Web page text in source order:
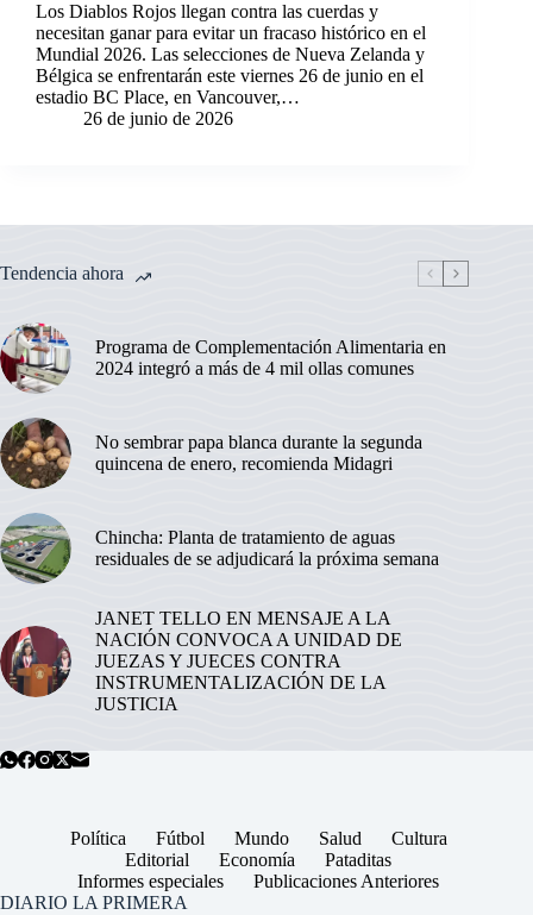
Los Diablos Rojos llegan contra las cuerdas y
necesitan ganar para evitar un fracaso histórico en el
Mundial 2026. Las selecciones de Nueva Zelanda y
Bélgica se enfrentarán este viernes 26 de junio en el
estadio BC Place, en Vancouver,…
26 de junio de 2026
Tendencia ahora
Programa de Complementación Alimentaria en
2024 integró a más de 4 mil ollas comunes
No sembrar papa blanca durante la segunda
quincena de enero, recomienda Midagri
Chincha: Planta de tratamiento de aguas
residuales de se adjudicará la próxima semana
JANET TELLO EN MENSAJE A LA
NACIÓN CONVOCA A UNIDAD DE
JUEZAS Y JUECES CONTRA
INSTRUMENTALIZACIÓN DE LA
JUSTICIA
Política Fútbol Mundo Salud
Cultura
Editorial
Economía
Pataditas
Informes especiales
Publicaciones Anteriores
DIARIO LA PRIMERA